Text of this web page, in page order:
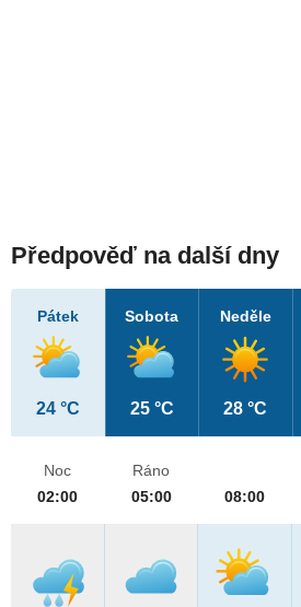
Předpověď na další dny
Pátek
24 °C
Sobota
25 °C
Neděle
28 °C
Noc
02:00
Ráno
05:00
08:00